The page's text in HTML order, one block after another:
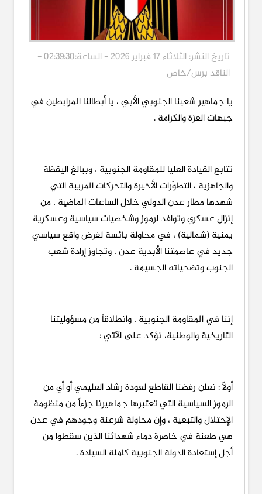
تاريخ النشر: الثلاثاء 17 فبراير 2026 - الساعة:02:39:30 -
الناقد برس/خاص
يا جماهير شعبنا الجنوبي الأبي ، يا أبطالنا المرابطين في
جبهات العزة والكرامة .
تتابع القيادة العليا للمقاومة الجنوبية ، وببالغ اليقظة
والجاهزية ، التطوّرات الأخيرة والتحركات المريبة التي
شهدها مطار عدن الدولي خلال الساعات الماضية ، من
إنزال عسكري وتوافد لرموز وشخصيات سياسية وعسكرية
يمنية (شمالية) ، في محاولة بائسة لفرض واقع سياسي
جديد في عاصمتنا الأبدية عدن ، وتجاوز إرادة شعب
الجنوب وتضحياته الجسيمة .
إننا في المقاومة الجنوبية ، وانطلاقاً من مسؤوليتنا
التاريخية والوطنية، نؤكد على الآتي :
أولاً : نعلن رفضنا القاطع لعودة رشاد العليمي أو أي من
الرموز السياسية التي تعتبرها جماهيرنا جزءاً من منظومة
الإحتلال والتبعية ، وإن محاولة شرعنة وجودهم في عدن
هي طعنة في خاصرة دماء شهدائنا الذين سقطوا من
أجل إستعادة الدولة الجنوبية كاملة السيادة .